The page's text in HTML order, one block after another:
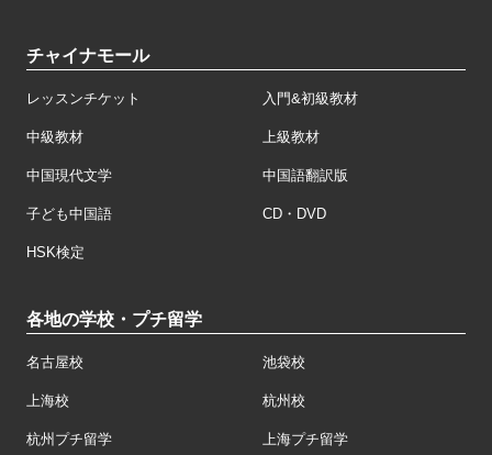
チャイナモール
レッスンチケット 入門&初級教材
中級教材 上級教材
中国現代文学 中国語翻訳版
子ども中国語 CD・DVD
HSK検定
各地の学校・プチ留学
名古屋校 池袋校
上海校 杭州校
杭州プチ留学 上海プチ留学